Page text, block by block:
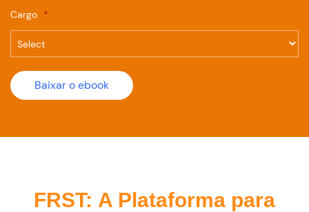
Cargo *
FRST: A Plataforma para